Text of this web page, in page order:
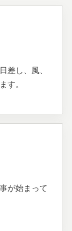
差し、風、
す。
が始まって